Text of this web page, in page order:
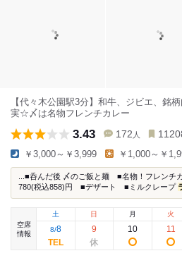
【代々木公園駅3分】和牛、ジビエ、銘
実☆〆は名物フレンチカレー
3.43 172 人
￥3,000～￥3,999 ￥1,000～￥
...■呑んだ後 〆のご飯と麺 ■名物！フレンチ
780(税込858)円 ■デザート ■ミルクレープ
空席
情報
土
8/8
日
9
月
10
火
11